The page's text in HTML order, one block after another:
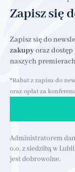
Zapisz się
Zapisz się do
zakupyoraz
naszych
*Rabat z zapisu do
oraz opłat za
Administratorem
o.o. z siedzibą w
jest dobrowolne.